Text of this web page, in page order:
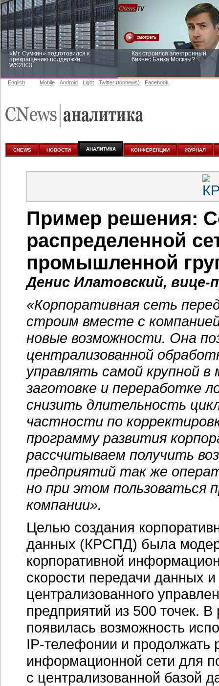
«Mr. Сумкин» подготовился к
прекращению поддержки
WS2003
Как строился электронный
бизнес Банка Москвы?
аналитике
English Mobile Android Light Twitter (topnews) Facebook
CNEWS НОВОСТИ АНАЛИТИКА КОНФЕРЕНЦИИ ЖУРНАЛ
Пример решения:
распределенной
промышленной
Денис Илатовский,
«Корпоративная сеть
строим вместе с
новые возможности. Она
централизованной
управлять самой крупной
заготовке и переработке
снизить длительность
частности по
программу развития
рассчитываем получить
предприятий так же
но при этом пользоваться
компании».
Целью создания
данных (КРСПД) была
корпоративной
скорости передачи данных
централизованного
предприятий из 500 точек.
появилась возможность
IP-телефонии и продолжать
информационной сети для
с централизованной базой